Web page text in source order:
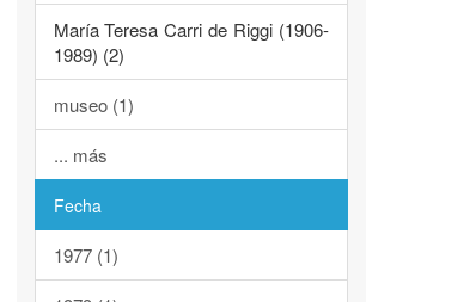
María Teresa Carri de Riggi (1906-
1989) (2)
museo (1)
... más
Fecha
1977 (1)